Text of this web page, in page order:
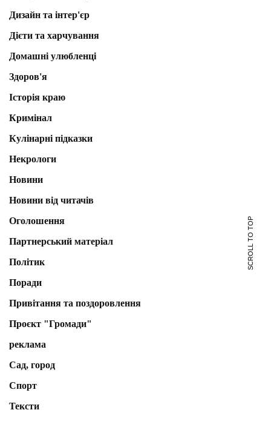
Дизайн та інтер'єр
Дієти та харчування
Домашні улюбленці
Здоров'я
Історія краю
Кримінал
Кулінарні підказки
Некрологи
Новини
Новини від читачів
Оголошення
Партнерський матеріал
Політик
Поради
Привітання та поздоровлення
Проєкт "Громади"
реклама
Сад, город
Спорт
Тексти
SCROLL TO TOP